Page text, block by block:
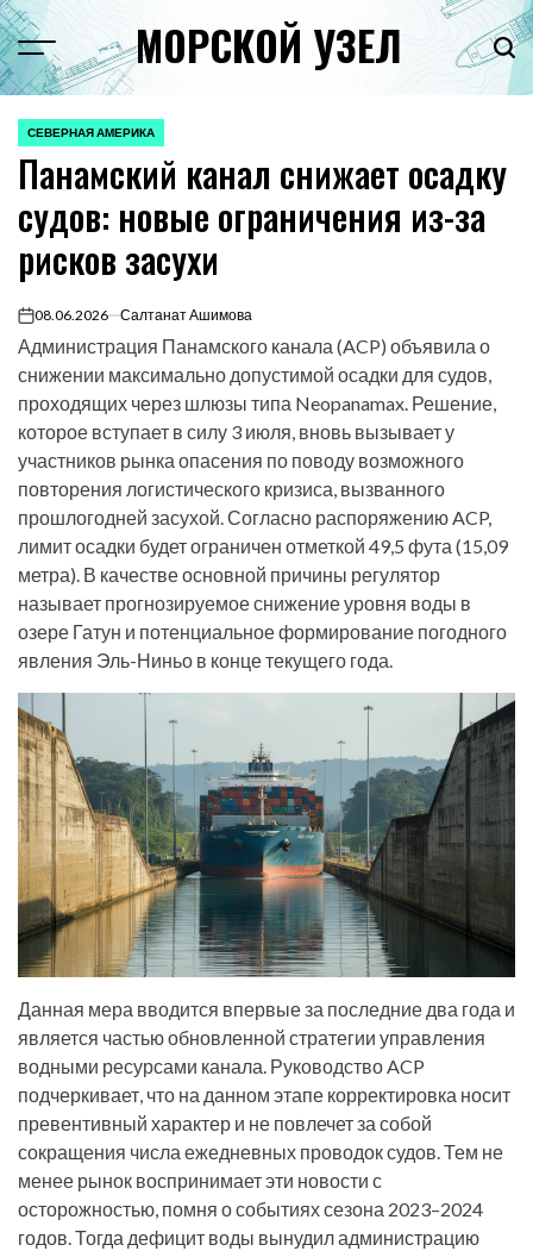
Перейти
к
содержимому
Menu МОРСКОЙ УЗЕЛ
ОПУБЛИКОВАНО
В
СЕВЕРНАЯ АМЕРИКА
Панамский канал снижает осадку
судов: новые ограничения из-за
рисков засухи
on08.06.2026 Салтанат Ашимова
Администрация Панамского канала (ACP) объявила о
снижении максимально допустимой осадки для судов,
проходящих через шлюзы типа Neopanamax. Решение,
которое вступает в силу 3 июля, вновь вызывает у
участников рынка опасения по поводу возможного
повторения логистического кризиса, вызванного
прошлогодней засухой. Согласно распоряжению ACP,
лимит осадки будет ограничен отметкой 49,5 фута (15,09
метра). В качестве основной причины регулятор
называет прогнозируемое снижение уровня воды в
озере Гатун и потенциальное формирование погодного
явления Эль-Ниньо в конце текущего года.
Данная мера вводится впервые за последние два года и
является частью обновленной стратегии управления
водными ресурсами канала. Руководство ACP
подчеркивает, что на данном этапе корректировка носит
превентивный характер и не повлечет за собой
сокращения числа ежедневных проводок судов. Тем не
менее рынок воспринимает эти новости с
осторожностью, помня о событиях сезона 2023–2024
годов. Тогда дефицит воды вынудил администрацию